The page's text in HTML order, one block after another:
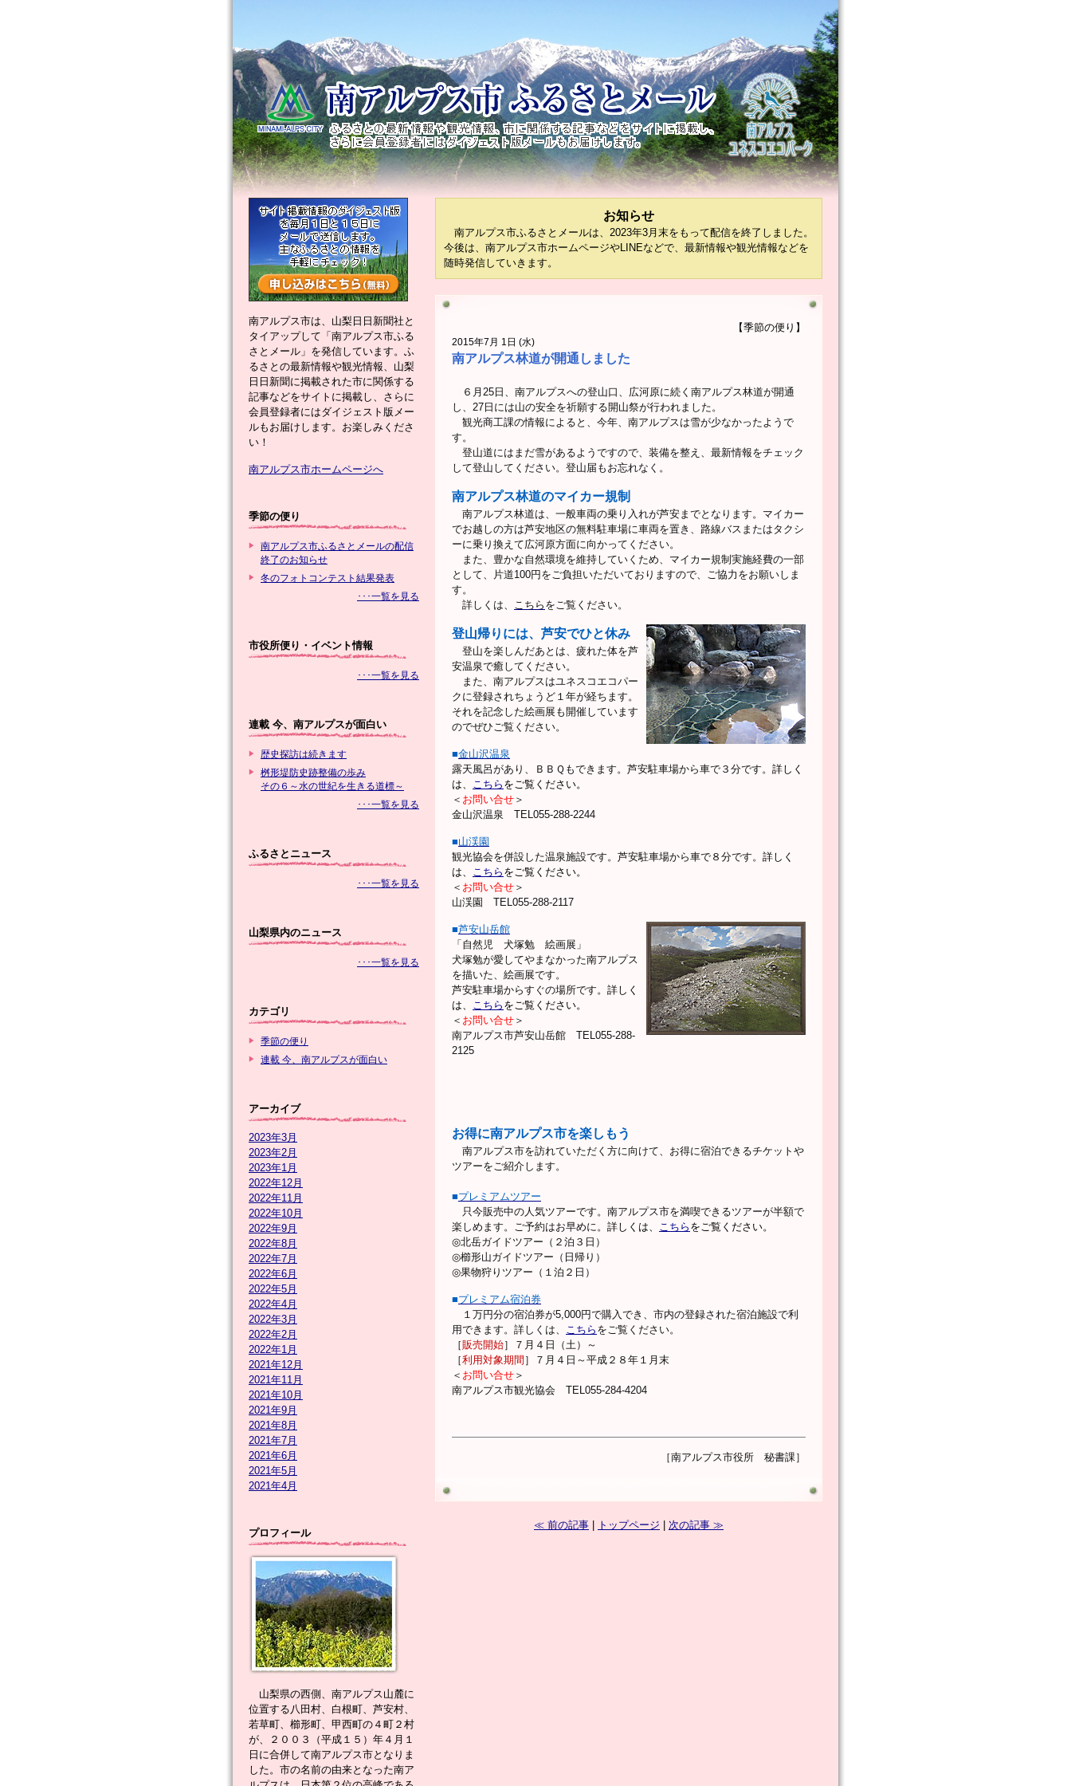
南アルプス市は、山梨日日新聞社と
タイアップして「南アルプス市ふる
さとメール」を発信しています。ふ
るさとの最新情報や観光情報、山梨
日日新聞に掲載された市に関係する
記事などをサイトに掲載し、さらに
会員登録者にはダイジェスト版メー
ルもお届けします。お楽しみくださ
い！
南アルプス市ホームページへ
季節の便り
南アルプス市ふるさとメールの配信
終了のお知らせ
冬のフォトコンテスト結果発表
･･･一覧を見る
市役所便り・イベント情報
･･･一覧を見る
連載 今、南アルプスが面白い
歴史探訪は続きます
桝形堤防史跡整備の歩み
その６～水の世紀を生きる道標～
･･･一覧を見る
ふるさとニュース
･･･一覧を見る
山梨県内のニュース
･･･一覧を見る
カテゴリ
季節の便り
連載 今、南アルプスが面白い
アーカイブ
2023年3月
2023年2月
2023年1月
2022年12月
2022年11月
2022年10月
2022年9月
2022年8月
2022年7月
2022年6月
2022年5月
2022年4月
2022年3月
2022年2月
2022年1月
2021年12月
2021年11月
2021年10月
2021年9月
2021年8月
2021年7月
2021年6月
2021年5月
2021年4月
プロフィール
山梨県の西側、南アルプス山麓に
位置する八田村、白根町、芦安村、
若草町、櫛形町、甲西町の４町２村
が、２００３（平成１５）年４月１
日に合併して南アルプス市となりま
した。市の名前の由来となった南ア
お知らせ
南アルプス市ふるさとメールは、2023年3月末をもって配信を終了しました。
今後は、南アルプス市ホームページやLINEなどで、最新情報や観光情報などを
随時発信していきます。
【季節の便り】
2015年7月 1日 (水)
南アルプス林道が開通しました
６月25日、南アルプスへの登山口、広河原に続く南アルプス林道が開通
し、27日には山の安全を祈願する開山祭が行われました。
観光商工課の情報によると、今年、南アルプスは雪が少なかったようで
す。
登山道にはまだ雪があるようですので、装備を整え、最新情報をチェック
して登山してください。登山届もお忘れなく。
南アルプス林道のマイカー規制
南アルプス林道は、一般車両の乗り入れが芦安までとなります。マイカー
でお越しの方は芦安地区の無料駐車場に車両を置き、路線バスまたはタクシ
ーに乗り換えて広河原方面に向かってください。
また、豊かな自然環境を維持していくため、マイカー規制実施経費の一部
として、片道100円をご負担いただいておりますので、ご協力をお願いしま
す。
詳しくは、 こちら をご覧ください。
登山帰りには、芦安でひと休み
登山を楽しんだあとは、疲れた体を芦
安温泉で癒してください。
また、南アルプスはユネスコエコパー
クに登録されちょうど１年が経ちます。
それを記念した絵画展も開催しています
のでぜひご覧ください。
■金山沢温泉
露天風呂があり、ＢＢＱもできます。芦安駐車場から車で３分です。 詳しく
は、 こちら をご覧ください。
＜ お問い合せ ＞
金山沢温泉 TEL055-288-2244
■山渓園
観光協会を併設した温泉施設です。芦安駐車場から車で８分です。 詳しく
は、 こちら をご覧ください。
＜ お問い合せ ＞
山渓園 TEL055-288-2117
■芦安山岳館
「自然児 犬塚勉 絵画展」
犬塚勉が愛してやまなかった南アルプス
を描いた、絵画展です。
芦安駐車場からすぐの場所です。 詳しく
は、 こちら をご覧ください。
＜ お問い合せ ＞
南アルプス市芦安山岳館 TEL055-288-
2125
お得に南アルプス市を楽しもう
南アルプス市を訪れていただく方に向けて、お得に宿泊できるチケットや
ツアーをご紹介します。
■プレミアムツアー
只今販売中の人気ツアーです。南アルプス市を満喫できるツアーが半額で
楽しめます。ご予約はお早めに。 詳しくは、 こちら をご覧ください。
◎北岳ガイドツアー（２泊３日）
◎櫛形山ガイドツアー（日帰り）
◎果物狩りツアー（１泊２日）
■プレミアム宿泊券
１万円分の宿泊券が5,000円で購入でき、市内の登録された宿泊施設で利
用できます。詳しくは、 こちら をご覧ください。
［販売開始］７月４日（土）～
［利用対象期間 ］７月４日～平成２８年１月末
＜ お問い合せ ＞
南アルプス市観光協会 TEL055-284-4204
［南アルプス市役所 秘書課］
≪ 前の記事 トップページ 次の記事 ≫